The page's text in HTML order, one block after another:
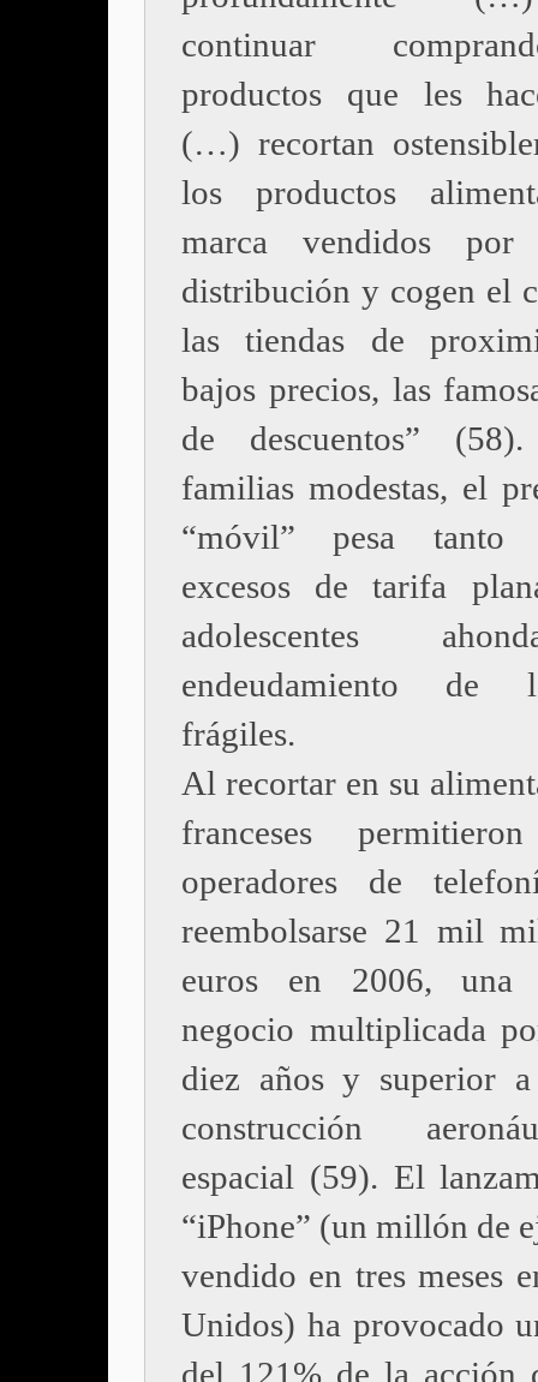
continuar
productos que les
(…) recortan
los productos
marca vendidos
distribución y cogen el
las tiendas de
bajos precios, las
de descuentos”
familias modestas, el
“móvil” pesa tanto
excesos de tarifa
adolescentes
endeudamiento de
frágiles.
Al recortar en su
franceses
operadores de
reembolsarse 21 mil
euros en 2006,
negocio multiplicada
diez años y superior
construcción
espacial (59). El
“iPhone” (un millón de
vendido en tres meses
Unidos) ha provocado
del 121% de la acción